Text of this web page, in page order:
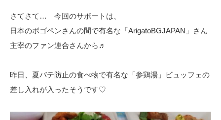
さてさて… 今回のサポートは、
日本のボゴペンさんの間で有名な「ArigatoBGJAPAN 」さん
主宰のファン連合さんから♬
昨日、夏バテ防止の食べ物で有名な「参鶏湯」ビュッフェの
差し入れが入ったそうです♡